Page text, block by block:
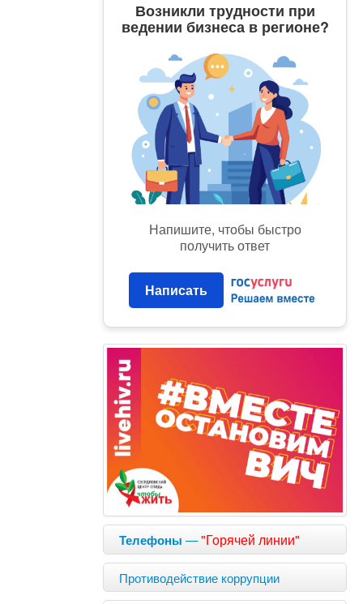
Возникли трудности при
ведении бизнеса в регионе?
Напишите, чтобы быстро
получить ответ
Написать
Телефоны —"Горячей линии"
Противодействие коррупции